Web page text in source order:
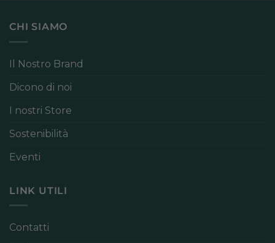
CHI SIAMO
Il Nostro Brand
Dicono di noi
I nostri Store
Sostenibilità
Eventi
LINK UTILI
Contatti